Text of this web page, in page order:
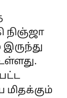
நிஞ்ஜா
மிதக்கும்